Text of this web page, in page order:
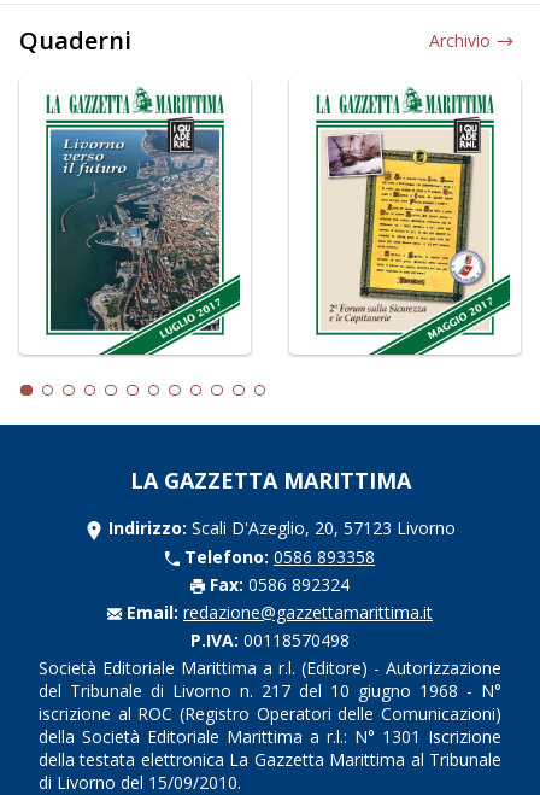
Quaderni Archivio
LA GAZZETTA MARITTIMA
Indirizzo: Scali D'Azeglio, 20, 57123 Livorno
Telefono: 0586 893358
Fax: 0586 892324
Email: redazione@gazzettamarittima.it
P.IVA: 00118570498
Società Editoriale Marittima a r.l. (Editore) - Autorizzazione
del Tribunale di Livorno n. 217 del 10 giugno 1968 - N°
iscrizione al ROC (Registro Operatori delle Comunicazioni)
della Società Editoriale Marittima a r.l.: N° 1301 Iscrizione
della testata elettronica La Gazzetta Marittima al Tribunale
di Livorno del 15/09/2010.